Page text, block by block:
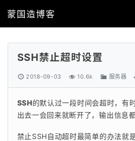
蒙国造博客
SSH禁止超时设置
2018-09-03 10.6k 服务器
SSH的默认过一段时间会超时，有
出去一会回来就断开了，输出信息
禁止SSH自动超时最简单的办法就